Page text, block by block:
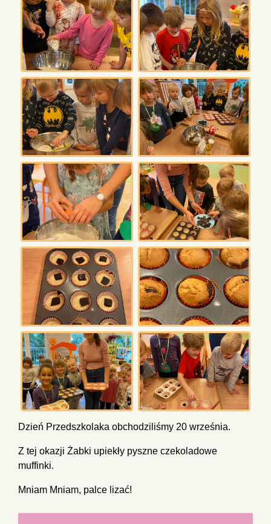
Dzień Przedszkolaka obchodziliśmy 20 września.
Z tej okazji Żabki upiekły pyszne czekoladowe
muffinki.
Mniam Mniam, palce lizać!